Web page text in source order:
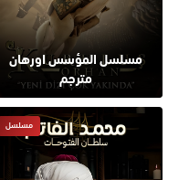
مسلسل المؤسس اورهان
مترجم
مسلسل